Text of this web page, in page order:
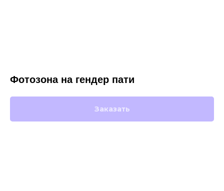
Фотозона на гендер пати
Заказать